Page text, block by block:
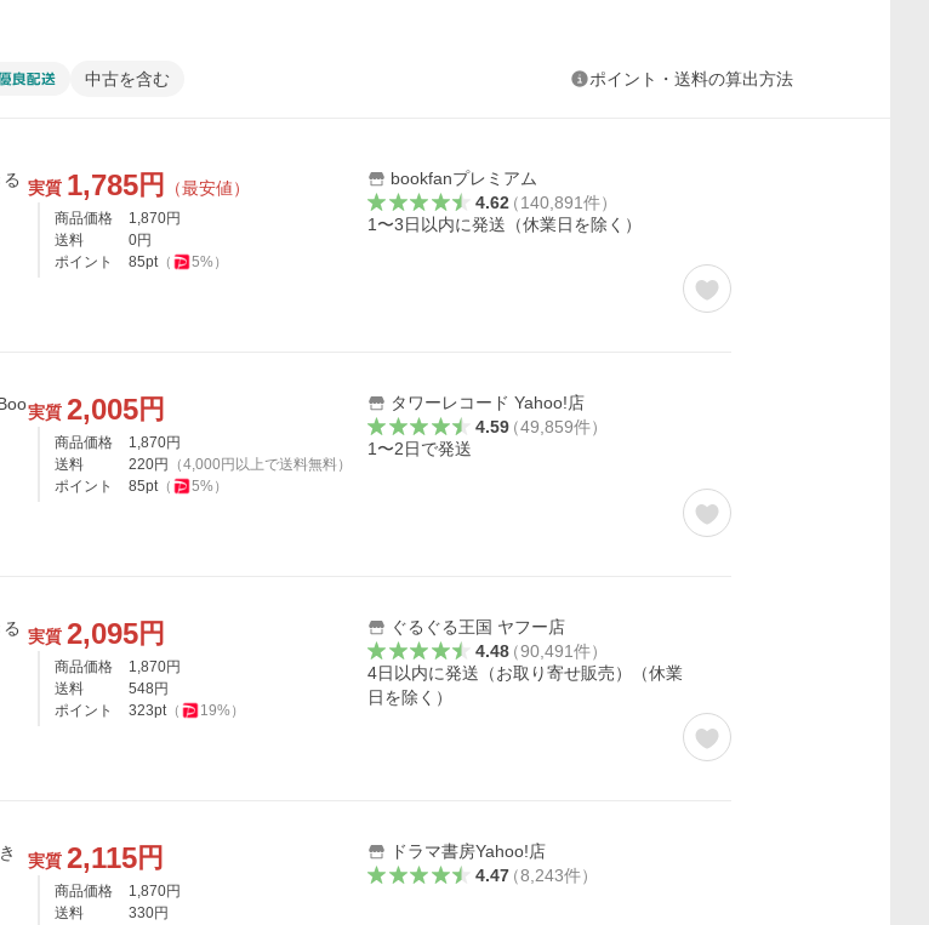
中古を含む ポイント・送料の算出方法
実質 1,785円 （最安値）
商品価格 1,870円
送料
0円
ポイント
85pt（ 5%）
bookfanプレミアム
4.62（140,891件）
1〜3日以内に発送（休業日を除く）
実質 2,005円
商品価格 1,870円
送料
220円 （4,000 円以上で送料無料）
ポイント
85pt（ 5%）
タワーレコード Yahoo!店
4.59（49,859件）
1〜2日で発送
実質 2,095円
商品価格 1,870円
送料
548 円
ポイント
323pt（ 19%）
ぐるぐる王国 ヤフー店
4.48（90,491件）
4日以内に発送（お取り寄せ販売）（休業
日を除く）
実質 2,115円
商品価格 1,870円
送料
330円
ドラマ書房Yahoo!店
4.47（8,243件）